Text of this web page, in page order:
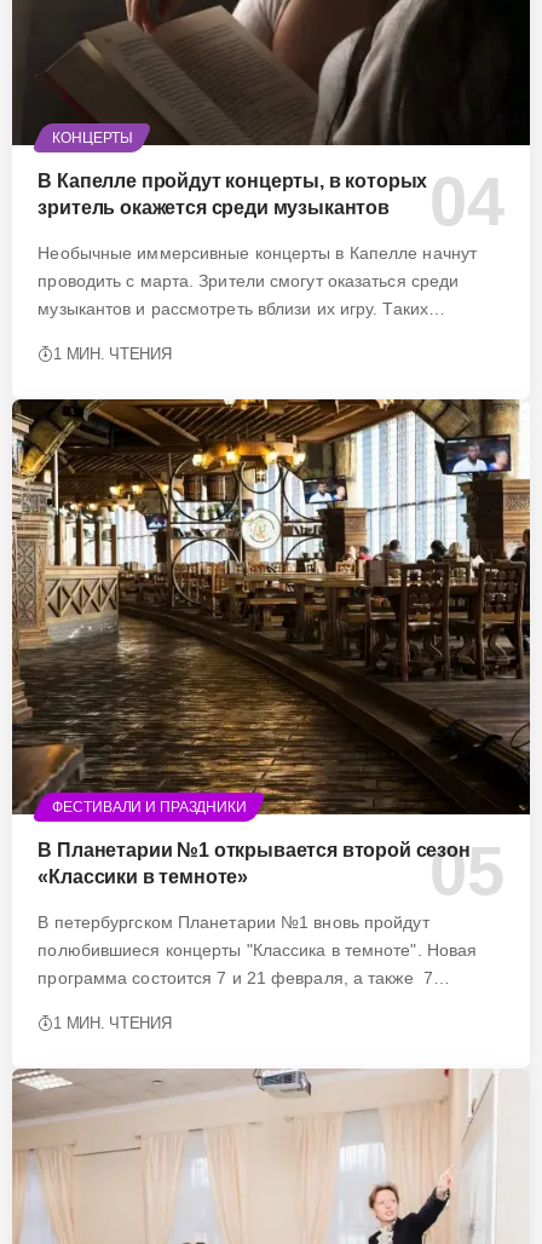
КОНЦЕРТЫ
В Капелле пройдут концерты, в которых
зритель окажется среди музыкантов
Необычные иммерсивные концерты в Капелле начнут
проводить с марта. Зрители смогут оказаться среди
музыкантов и рассмотреть вблизи их игру. Таких…
1 МИН. ЧТЕНИЯ
ФЕСТИВАЛИ И ПРАЗДНИКИ
В Планетарии №1 открывается второй сезон
«Классики в темноте»
В петербургском Планетарии №1 вновь пройдут
полюбившиеся концерты "Классика в темноте". Новая
программа состоится 7 и 21 февраля, а также 7…
1 МИН. ЧТЕНИЯ